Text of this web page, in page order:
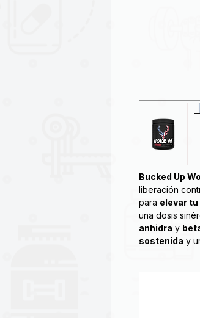
Bucked Up
liberación
para elevar
una dosis
anhidra y
sostenida y
nivel
estimulantes